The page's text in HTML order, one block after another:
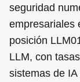
seguridad
empresariales
posición
LLM, con
sistemas de IA